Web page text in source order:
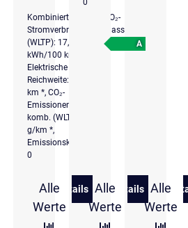
Kombinierter
Stromverbrauch
(WLTP): 17,3
kWh/100 km *,
Elektrische
Reichweite: 508
km *, CO₂-
Emissionen
komb. (WLTP): 0
g/km *,
Emissionsklasse
0
CO₂-
Klasse
A
Alle
Werte
Details
zu Volkswagen ID.4
Alle
Werte
Details
zu Alle
Werte